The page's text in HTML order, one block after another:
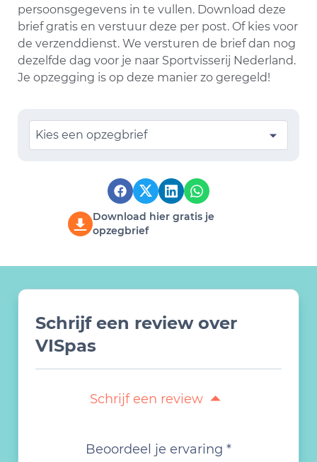
persoonsgegevens in te vullen. Download deze
brief gratis en verstuur deze per post. Of kies voor
de verzenddienst. We versturen de brief dan nog
dezelfde dag voor je naar Sportvisserij Nederland.
Je opzegging is op deze manier zo geregeld!
Kies een opzegbrief
Download hier gratis je
opzegbrief
Schrijf een review over
VISpas
Schrijf een review
Beoordeel je ervaring *